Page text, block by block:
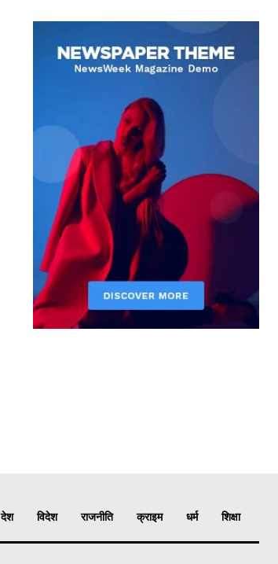
देश विदेश राजनीति क्राइम धर्म शिक्षा